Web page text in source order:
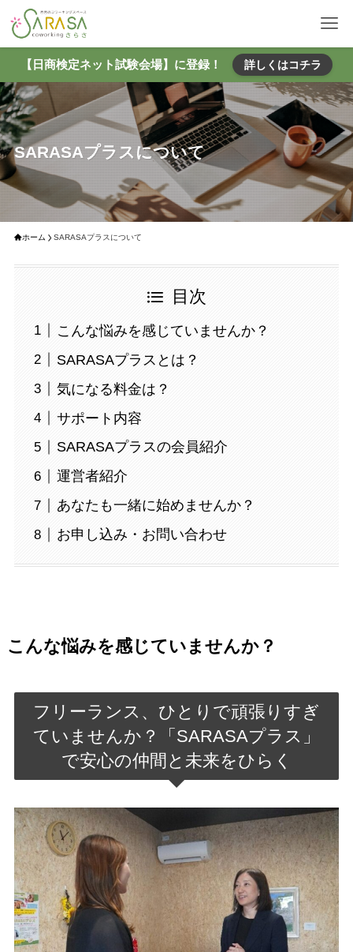
【日商検定ネット試験会場】に登録！ 詳しくはコチラ
SARASAプラスについて
ホーム SARASAプラスについて
目次
こんな悩みを感じていませんか？
SARASAプラスとは？
気になる料金は？
サポート内容
SARASAプラスの会員紹介
運営者紹介
あなたも一緒に始めませんか？
お申し込み・お問い合わせ
こんな悩みを感じていませんか？
フリーランス、ひとりで頑張りすぎ
ていませんか？
「SARASAプラス」
で安心の仲間と未来をひらく